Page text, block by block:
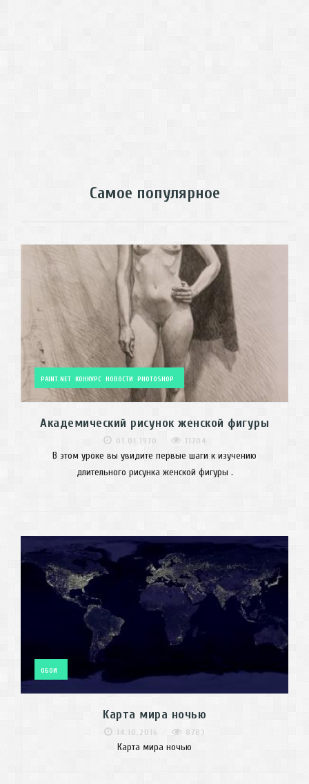
Самое популярное
PAINT.NET КОНКУРС НОВОСТИ PHOTOSHOP
Академический рисунок женской фигуры
01.01.1970 11704
В этом уроке вы увидите первые шаги к изучению
длительного рисунка женской фигуры .
ОБОИ
Карта мира ночью
14.10.2016 8783
Карта мира ночью